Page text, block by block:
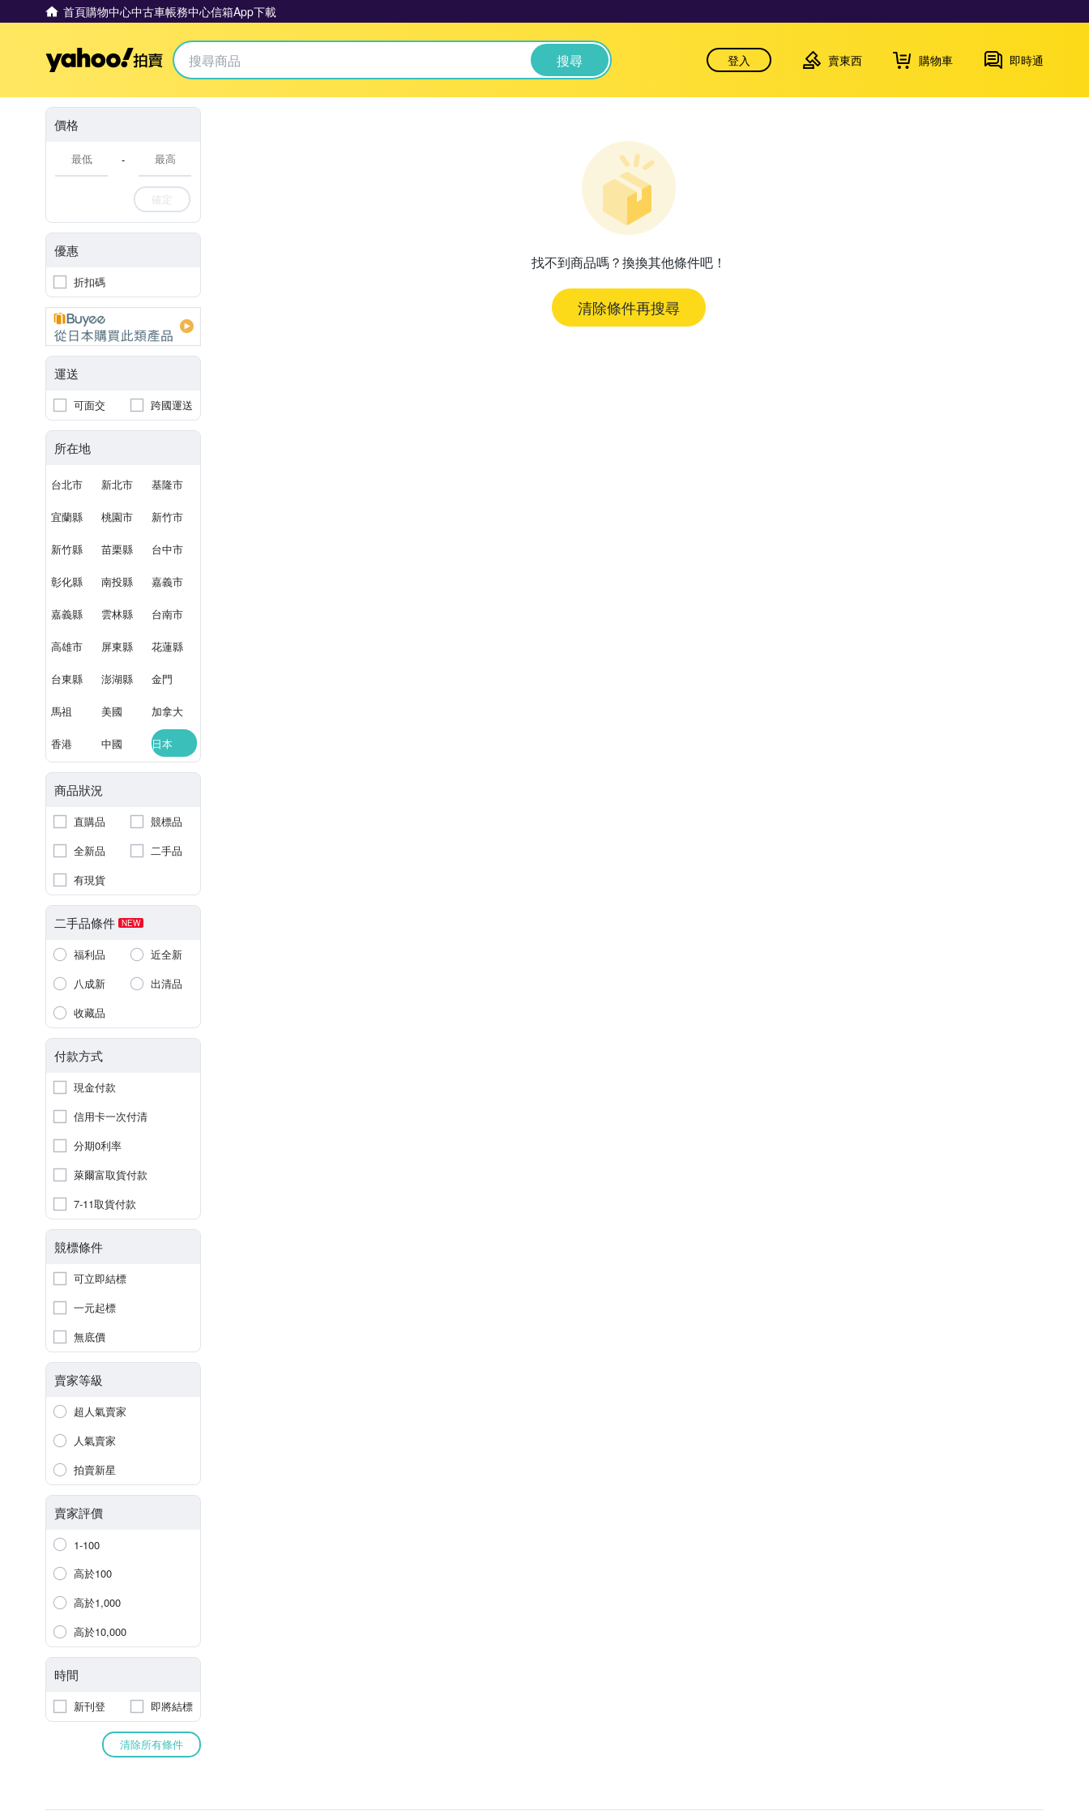
首頁購物中心中古車帳務中心信箱App下載
Yahoo拍賣 搜尋 登入 賣東西 購物車 即時通
價格
-
確定
優惠
折扣碼
運送
可面交 跨國運送
所在地
台北市 新北市 基隆市
宜蘭縣 桃園市 新竹市
新竹縣 苗栗縣 台中市
彰化縣 南投縣 嘉義市
嘉義縣 雲林縣 台南市
高雄市 屏東縣 花蓮縣
台東縣 澎湖縣 金門
馬祖 美國 加拿大
香港 中國 日本
商品狀況
直購品
競標品
全新品
二手品
有現貨
二手品條件 NEW
福利品
近全新
八成新
出清品
收藏品
付款方式
現金付款
信用卡一次付清
分期0利率
萊爾富取貨付款
7-11取貨付款
競標條件
可立即結標
一元起標
無底價
賣家等級
超人氣賣家
人氣賣家
拍賣新星
賣家評價
1-100
高於100
高於1,000
高於10,000
時間
新刊登 即將結標
清除所有條件
找不到商品嗎？換換其他條件吧！
清除條件再搜尋